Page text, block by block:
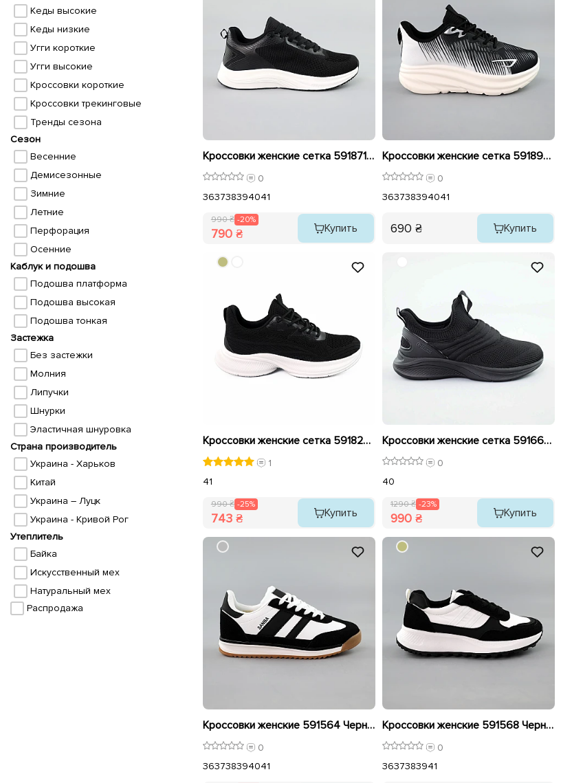
Кеды высокие
Кеды низкие
Угги короткие
Угги высокие
Кроссовки короткие
Кроссовки трекинговые
Тренды сезона
Сезон
Весенние
Демисезонные
Зимние
Летние
Перфорация
Осенние
Каблук и подошва
Подошва платформа
Подошва высокая
Подошва тонкая
Застежка
Без застежки
Молния
Липучки
Шнурки
Эластичная шнуровка
Страна производитель
Украина - Харьков
Китай
Украина – Луцк
Украина - Кривой Рог
Утеплитель
Байка
Искусственный мех
Натуральный мех
Распродажа
Кроссовки женские сетка 591871 Черные распродажа
0
363738394041
990 ₴ -20%
790 ₴ Купить
Кроссовки женские сетка 591892 Черно-белые
0
363738394041
690 ₴ Купить
Кроссовки женские сетка 591828 Черные распродажа
1
41
990 ₴ -25%
743 ₴ Купить
Кроссовки женские сетка 591669 Черные распродажа
0
40
1290 ₴ -23%
990 ₴ Купить
Кроссовки женские 591564 Черно-белые распродажа
0
363738394041
Кроссовки женские 591568 Черные белые
0
3637383941